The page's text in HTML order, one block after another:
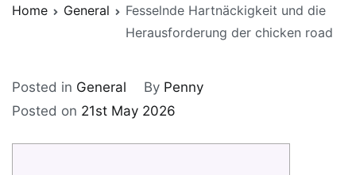
Home General
Fesselnde Hartnäckigkeit und die
Herausforderung der chicken road
Posted in General By Penny
Posted on 21st May 2026